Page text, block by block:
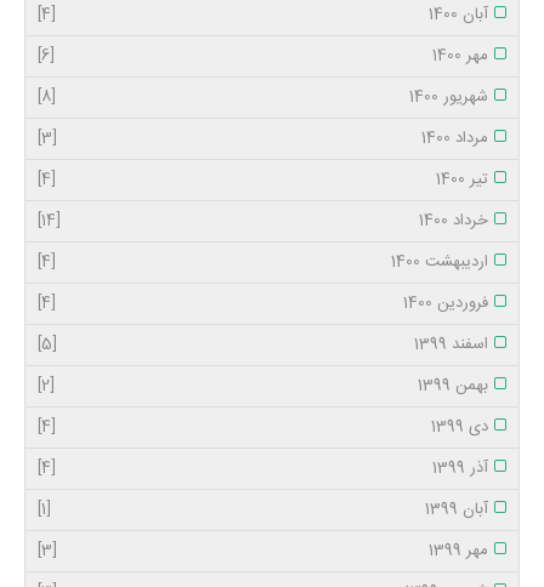
آبان 1400
[4]
مهر 1400
[6]
شهریور 1400
[8]
مرداد 1400
[3]
تیر 1400
[4]
خرداد 1400
[14]
اردیبهشت 1400
[4]
فروردین 1400
[4]
اسفند 1399
[5]
بهمن 1399
[2]
دی 1399
[4]
آذر 1399
[4]
آبان 1399
[1]
مهر 1399
[3]